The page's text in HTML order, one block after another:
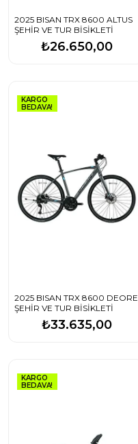
2025 BISAN TRX 8600 ALTUS
ŞEHİR VE TUR BİSİKLETİ
₺26.650,00
KARGO
BEDAVA!
2025 BISAN TRX 8600 DEORE
ŞEHİR VE TUR BİSİKLETİ
₺33.635,00
KARGO
BEDAVA!